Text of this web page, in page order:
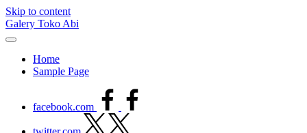
Skip to content
Galery Toko Abi
Home
Sample Page
facebook.com